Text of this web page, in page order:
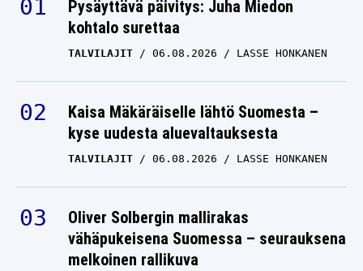
Pysäyttävä päivitys: Juha Miedon
kohtalo surettaa
TALVILAJIT 06.08.2026 LASSE HONKANEN
Kaisa Mäkäräiselle lähtö Suomesta –
kyse uudesta aluevaltauksesta
TALVILAJIT 06.08.2026 LASSE HONKANEN
Oliver Solbergin mallirakas
vähäpukeisena Suomessa – seurauksena
melkoinen rallikuva